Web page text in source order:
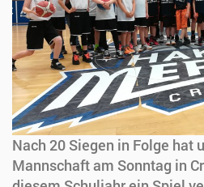
Nach 20 Siegen in Folge hat
Mannschaft am Sonntag in